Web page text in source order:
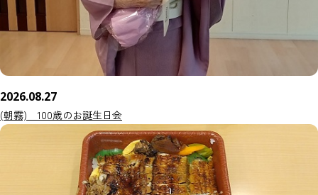
2026.08.27
(朝霧) 100歳のお誕生日会